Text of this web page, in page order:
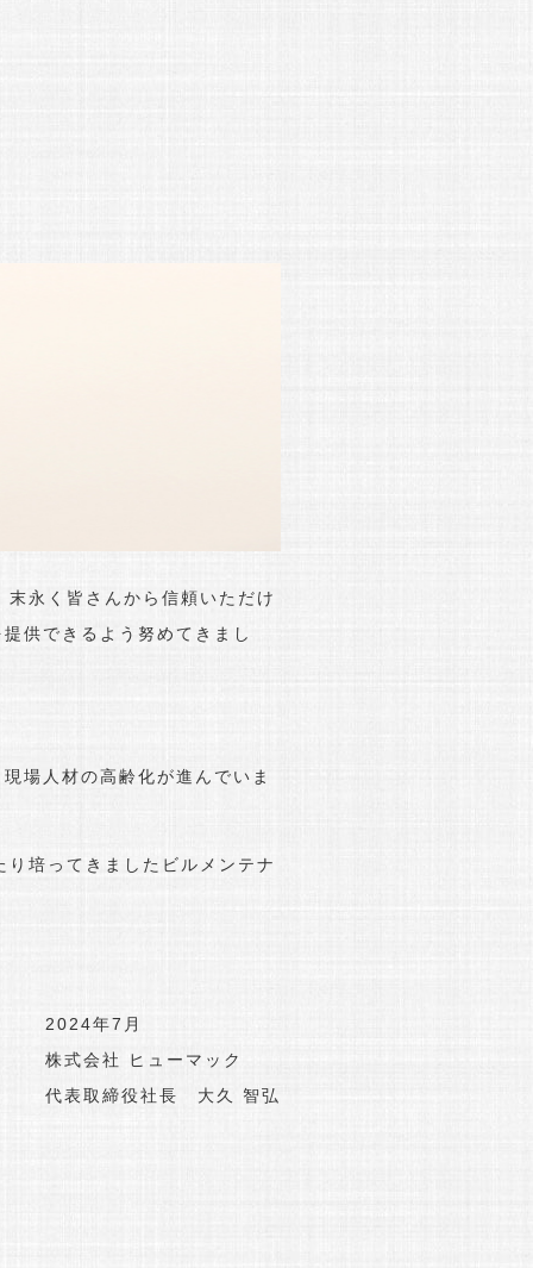
永く皆さんから信頼いただけ
供できるよう努めてきまし
場人材の高齢化が進んでいま
培ってきましたビルメンテナ
2024年7月
株式会社 ヒューマック
代表取締役社長 大久 智弘